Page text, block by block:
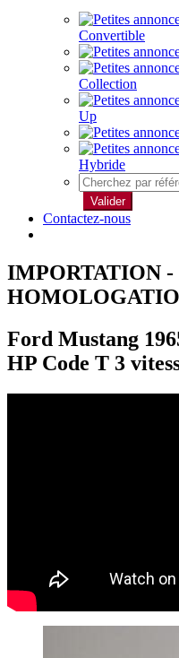
Convertible
Collection
Up
Hybride
Valider
Contactez-nous
IMPORTATION -
Ford Mustang
HP Code T 3